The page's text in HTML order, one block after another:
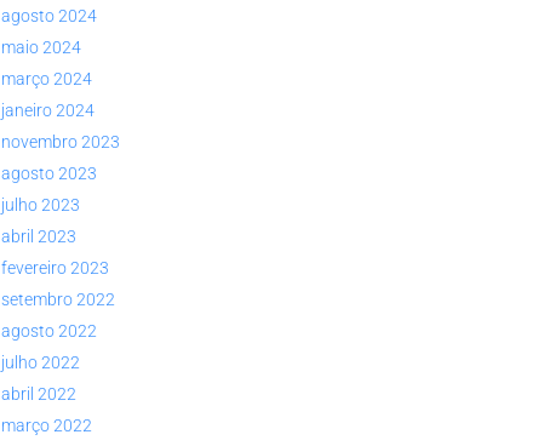
agosto 2024
maio 2024
março 2024
janeiro 2024
novembro 2023
agosto 2023
julho 2023
abril 2023
fevereiro 2023
setembro 2022
agosto 2022
julho 2022
abril 2022
março 2022